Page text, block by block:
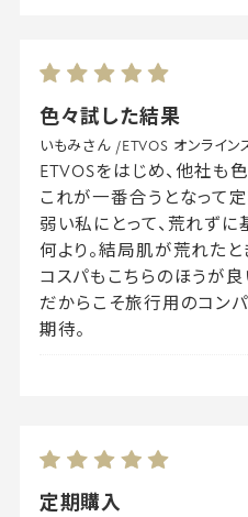
色々試した結果
いもみさん /ETVOS オンライン
ETVOSをはじめ、他社も
これが一番合うとなって
弱い私にとって、荒れず
何より。結局肌が荒れた
コスパもこちらのほうが良
だからこそ旅行用のコン
期待。
定期購入